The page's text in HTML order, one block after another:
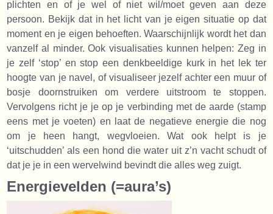
plichten en of je wel of niet wil/moet geven aan deze
persoon. Bekijk dat in het licht van je eigen situatie op dat
moment en je eigen behoeften. Waarschijnlijk wordt het dan
vanzelf al minder. Ook visualisaties kunnen helpen: Zeg in
je zelf ‘stop’ en stop een denkbeeldige kurk in het lek ter
hoogte van je navel, of visualiseer jezelf achter een muur of
bosje doornstruiken om verdere uitstroom te stoppen.
Vervolgens richt je je op je verbinding met de aarde (stamp
eens met je voeten) en laat de negatieve energie die nog
om je heen hangt, wegvloeien. Wat ook helpt is je
‘uitschudden’ als een hond die water uit z’n vacht schudt of
dat je je in een wervelwind bevindt die alles weg zuigt.
Energievelden (=aura’s)